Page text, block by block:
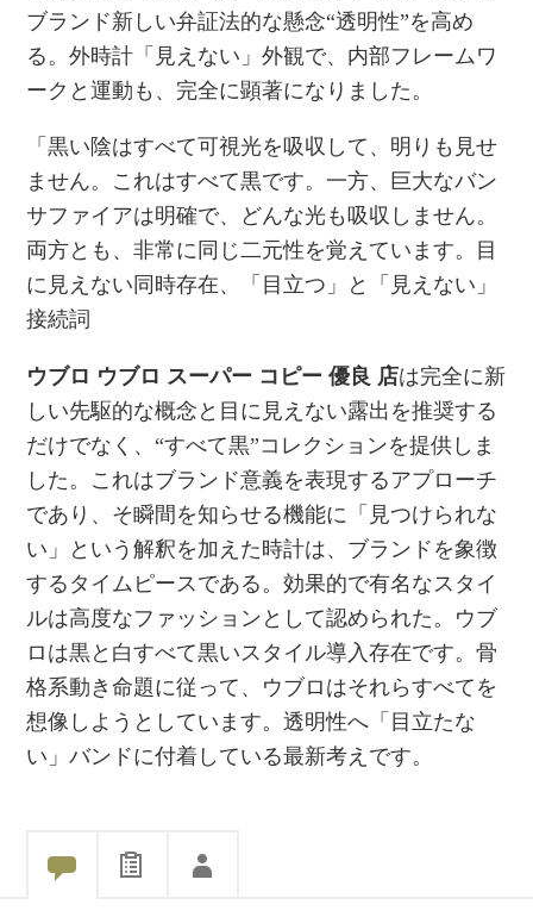
ブランド新しい弁証法的な懸念“透明性”を高め
る。外時計「見えない」外観で、内部フレームワ
ークと運動も、完全に顕著になりました。
「黒い陰はすべて可視光を吸収して、明りも見せ
ません。これはすべて黒です。一方、巨大なバン
サファイアは明確で、どんな光も吸収しません。
両方とも、非常に同じ二元性を覚えています。目
に見えない同時存在、「目立つ」と「見えない」
接続詞
ウブロ ウブロ スーパー コピー 優良 店は完全に新
しい先駆的な概念と目に見えない露出を推奨する
だけでなく、“すべて黒”コレクションを提供しま
した。これはブランド意義を表現するアプローチ
であり、そ瞬間を知らせる機能に「見つけられな
い」という解釈を加えた時計は、ブランドを象徴
するタイムピースである。効果的で有名なスタイ
ルは高度なファッションとして認められた。ウブ
ロは黒と白すべて黒いスタイル導入存在です。骨
格系動き命題に従って、ウブロはそれらすべてを
想像しようとしています。透明性へ「目立たな
い」バンドに付着している最新考えです。